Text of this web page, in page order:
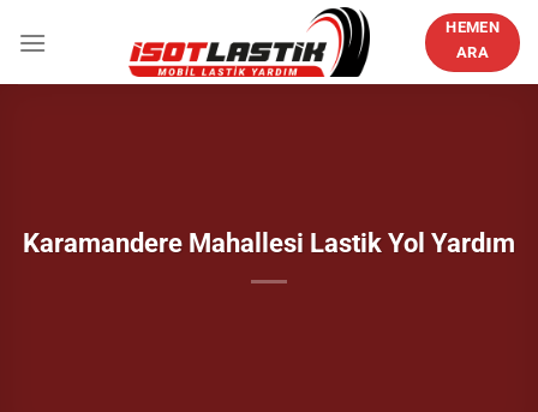
atla
HEMEN
ARA
Karamandere Mahallesi Lastik Yol Yardım